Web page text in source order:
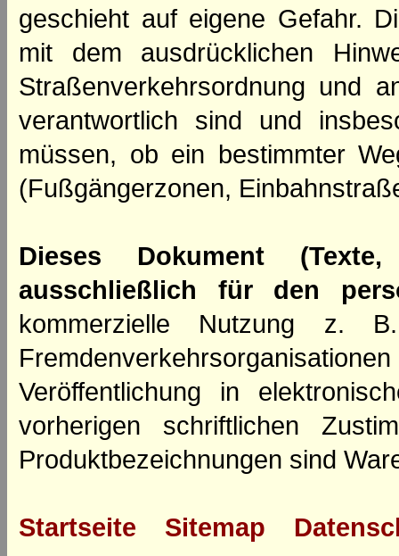
geschieht auf eigene Gefahr.
mit dem ausdrücklichen
Straßenverkehrsordnung und
verantwortlich sind und
müssen, ob ein bestimmter
(Fußgängerzonen,
Dieses Dokument
ausschließlich für den
kommerzielle Nutzung z.
Veröffentlichung in
vorherigen schriftlichen
Produktbezeichnungen sind
Startseite Sitemap